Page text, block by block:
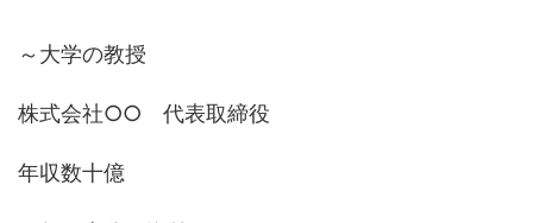
～大学の教授
株式会社○○ 代表取締役
年収数十億